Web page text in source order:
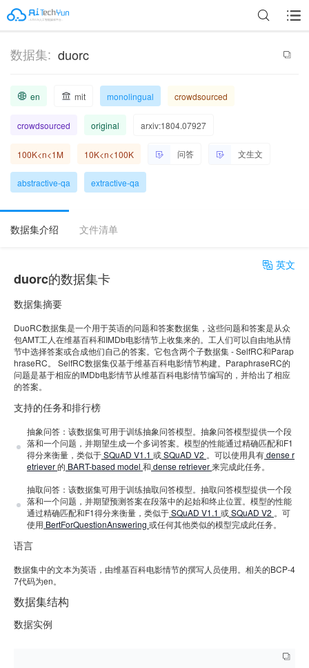
数据集: duorc
en mit monolingual crowdsourced
crowdsourced original arxiv:1804.07927
100K<n<1M 10K<n<100K 问答 文生文
abstractive-qa extractive-qa
数据集介绍 文件清单
英文
duorc的数据集卡
数据集摘要
DuoRC数据集是一个用于英语的问题和答案数据集，这些问题和答案是从众
包AMT工人在维基百科和IMDb电影情节上收集来的。工人们可以自由地从情
节中选择答案或合成他们自己的答案。它包含两个子数据集 - SelfRC和Parap
hraseRC。 SelfRC数据集仅基于维基百科电影情节构建。ParaphraseRC的
问题是基于相应的IMDb电影情节从维基百科电影情节编写的，并给出了相应
的答案。
支持的任务和排行榜
抽象问答：该数据集可用于训练抽象问答模型。抽象问答模型提供一个段
落和一个问题，并期望生成一个多词答案。模型的性能通过精确匹配和F1
得分来衡量，类似于SQuAD V1.1 或SQuAD V2 。可以使用具有dense r
etriever的 BART-based model 和 dense retriever来完成此任务。
抽取问答：该数据集可用于训练抽取问答模型。抽取问答模型提供一个段
落和一个问题，并期望预测答案在段落中的起始和终止位置。模型的性能
通过精确匹配和F1得分来衡量，类似于SQuAD V1.1 或SQuAD V2 。可
使用 BertForQuestionAnswering 或任何其他类似的模型完成此任务。
语言
数据集中的文本为英语，由维基百科电影情节的撰写人员使用。相关的BCP-4
7代码为en。
数据集结构
数据实例